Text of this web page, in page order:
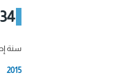
سنة
2015